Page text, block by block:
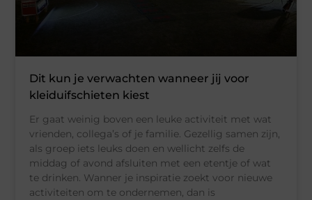
Dit kun je verwachten wanneer jij voor
kleiduifschieten kiest
Er gaat weinig boven een leuke activiteit met wat
vrienden, collega’s of je familie. Gezellig samen zijn,
als groep iets leuks doen en wellicht zelfs de
middag of avond afsluiten met een etentje of wat
te drinken. Wanner je inspiratie zoekt voor nieuwe
activiteiten om te ondernemen, dan is